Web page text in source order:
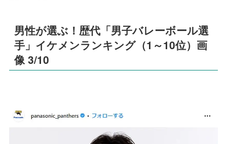
男性が選ぶ！歴代「男子バレーボール選
手」イケメンランキング（1～10位）画
像 3/10